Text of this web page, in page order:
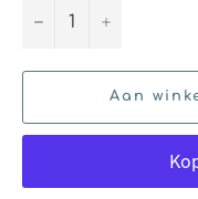
− +
Aan